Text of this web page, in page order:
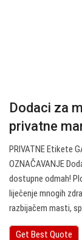
Dodaci za
privatne
PRIVATNE Etikete
OZNAČAVANJE
dostupne odmah!
liječenje mnogih
razbijačem masti,
Get Best Quote